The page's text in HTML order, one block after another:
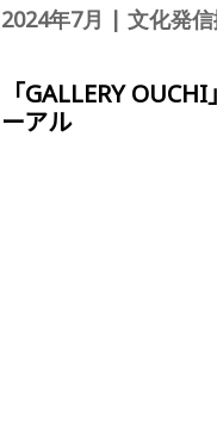
2024年7月 | 文化発
「GALLERY
ーアル